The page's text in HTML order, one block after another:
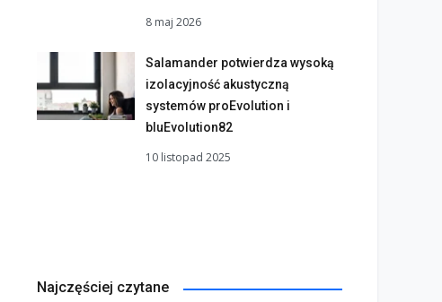
8 maj 2026
Salamander potwierdza wysoką
izolacyjność akustyczną
systemów proEvolution i
bluEvolution82
10 listopad 2025
Najczęściej czytane